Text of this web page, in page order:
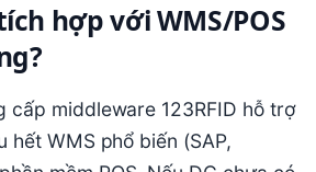
hợp với WMS/POS
cấp middleware 123RFID hỗ trợ
hết WMS phổ biến (SAP,